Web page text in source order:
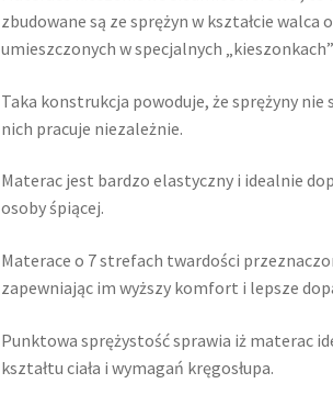
zbudowane są ze sprężyn w kształcie walca
umieszczonych w specjalnych
Taka konstrukcja powoduje, że sprężyny nie
nich pracuje niezależnie.
Materac jest bardzo elastyczny i idealnie
osoby śpiącej.
Materace o 7 strefach twardości
zapewniając im wyższy komfort i lepsze
Punktowa sprężystość sprawia iż materac
kształtu ciała i wymagań kręgosłupa.